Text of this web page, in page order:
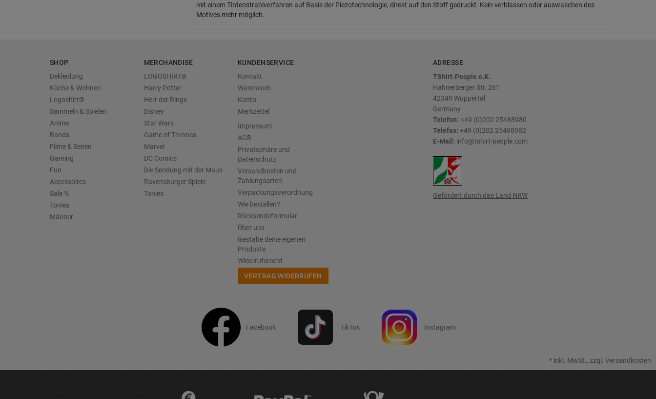
mit einem Tintenstrahlverfahren auf Basis der Piezotechnologie, direkt auf den Stoff gedruckt. Kein verblassen oder auswaschen des
Motives mehr möglich.
SHOP
Bekleidung
Küche & Wohnen
Logoshirt®
Sammeln & Spielen
Anime
Bands
Filme & Serien
Gaming
Fun
Accessoires
Sale %
Tonies
Männer
MERCHANDISE
LOGOSHIRT®
Harry Potter
Herr der Ringe
Disney
Star Wars
Game of Thrones
Marvel
DC Comics
Die Sendung mit der Maus
Ravensburger Spiele
Tonies
KUNDENSERVICE
Kontakt
Warenkorb
Konto
Merkzettel
Impressum
AGB
Privatsphäre und
Datenschutz
Versandkosten und
Zahlungsarten
Verpackungsverordnung
Wie bestellen?
Rücksendeformular
Über uns
Gestalte deine eigenen
Produkte
Widerrufsrecht
VERTRAG WIDERRUFEN
ADRESSE
TShirt-People e.K.
Hahnerberger Str. 261
42349 Wuppertal
Germany
Telefon: +49 (0)202 25488980
Telefax: +49 (0)202 25488982
E-Mail: info@tshirt-people.com
Gefördert durch das Land NRW
Facebook TikTok Instagram
* inkl. MwSt., zzgl. Versandkosten